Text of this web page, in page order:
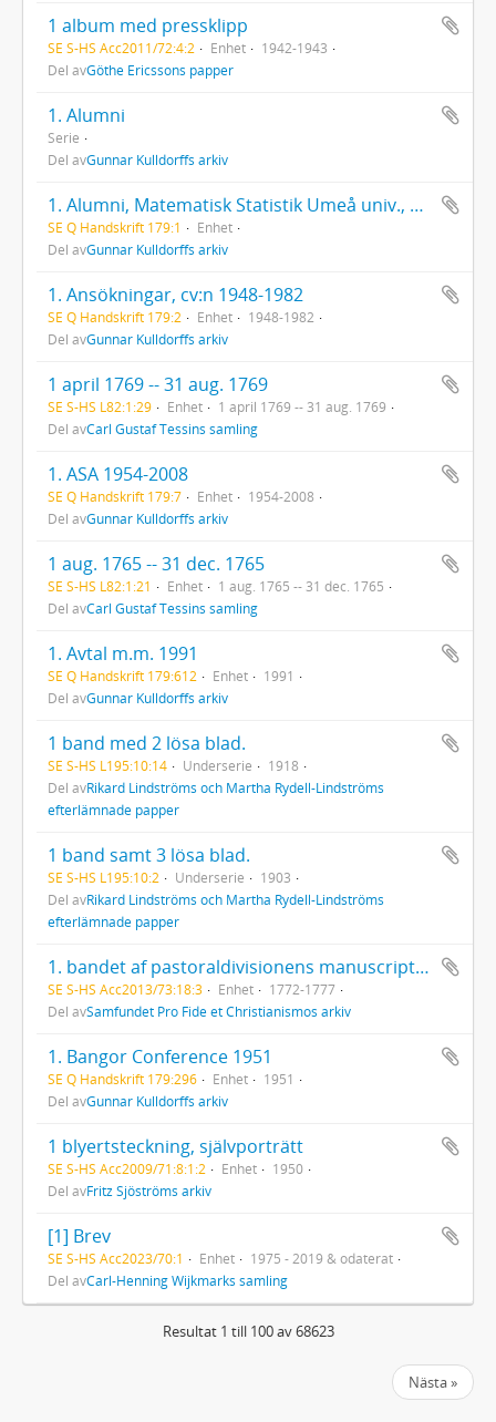
1 album med pressklipp
SE S-HS Acc2011/72:4:2 Enhet
1942-1943
Del avGöthe Ericssons papper
1. Alumni
Serie
Del avGunnar Kulldorffs arkiv
1. Alumni, Matematisk Statistik Umeå univ., handlingar
SE Q Handskrift 179:1
Enhet
Del avGunnar Kulldorffs arkiv
1. Ansökningar, cv:n 1948-1982
SE Q Handskrift 179:2 Enhet
1948-1982
Del avGunnar Kulldorffs arkiv
1 april 1769 -- 31 aug. 1769
SE S-HS L82:1:29 Enhet
1 april 1769 -- 31 aug. 1769
Del avCarl Gustaf Tessins samling
1. ASA 1954-2008
SE Q Handskrift 179:7 Enhet
1954-2008
Del avGunnar Kulldorffs arkiv
1 aug. 1765 -- 31 dec. 1765
SE S-HS L82:1:21 Enhet
1 aug. 1765 -- 31 dec. 1765
Del avCarl Gustaf Tessins samling
1. Avtal m.m. 1991
SE Q Handskrift 179:612 Enhet
1991
Del avGunnar Kulldorffs arkiv
1 band med 2 lösa blad.
SE S-HS L195:10:14 Underserie
1918
Del avRikard Lindströms och Martha Rydell-Lindströms
efterlämnade papper
1 band samt 3 lösa blad.
SE S-HS L195:10:2 Underserie
1903
Del avRikard Lindströms och Martha Rydell-Lindströms
efterlämnade papper
1. bandet af pastoraldivisionens manuscripter n:os 1,2...12.
SE S-HS Acc2013/73:18:3 Enhet
1772-1777
Del avSamfundet Pro Fide et Christianismos arkiv
1. Bangor Conference 1951
SE Q Handskrift 179:296 Enhet
1951
Del avGunnar Kulldorffs arkiv
1 blyertsteckning, självporträtt
SE S-HS Acc2009/71:8:1:2 Enhet
1950
Del avFritz Sjöströms arkiv
[1] Brev
SE S-HS Acc2023/70:1 Enhet
1975 - 2019 & odaterat
Del avCarl-Henning Wijkmarks samling
Resultat 1 till 100 av 68623
Nästa »